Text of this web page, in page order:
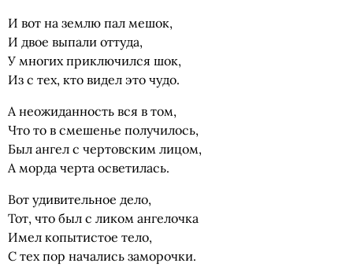
И вот на землю пал мешок,
И двое выпали оттуда,
У многих приключился шок,
Из с тех, кто видел это чудо.
А неожиданность вся в том,
Что то в смешенье получилось,
Был ангел с чертовским лицом,
А морда черта осветилась.
Вот удивительное дело,
Тот, что был с ликом ангелочка
Имел копытистое тело,
С тех пор начались заморочки.